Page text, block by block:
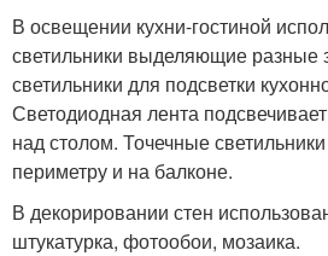
В освещении кухни-гостиной
светильники выделяющие
светильники для подсветки
Светодиодная лента
над столом. Точечные
периметру и на балконе.
В декорировании стен
штукатурка, фотообои, мозаика.